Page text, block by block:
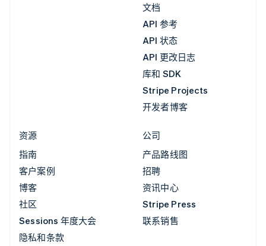
文档
API 参考
API 状态
API 更改日志
库和 SDK
Stripe Projects
开发者博客
资源
指南
客户案例
博客
社区
Sessions 年度大会
隐私和条款
公司
产品路线图
招聘
资讯中心
Stripe Press
联系销售